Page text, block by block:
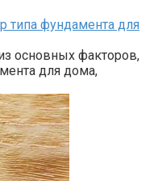
типа фундамента для
основных факторов,
для дома,